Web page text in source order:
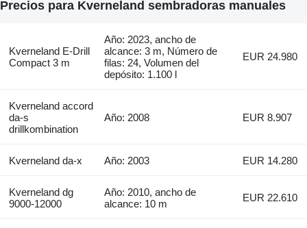
Precios para Kverneland sembradoras manuales
Kverneland E-Drill
Compact 3 m
Año: 2023, ancho de
alcance: 3 m, Número de
filas: 24, Volumen del
depósito: 1.100 l
EUR 24.980
Kverneland accord
da-s
drillkombination
Año: 2008 EUR 8.907
Kverneland da-x Año: 2003 EUR 14.280
Kverneland dg
9000-12000
Año: 2010, ancho de
alcance: 10 m
EUR 22.610